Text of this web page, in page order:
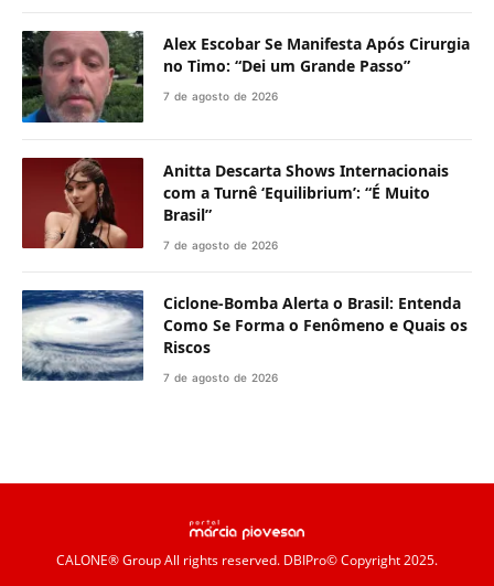
Alex Escobar Se Manifesta Após Cirurgia
no Timo: “Dei um Grande Passo”
7 de agosto de 2026
Anitta Descarta Shows Internacionais
com a Turnê ‘Equilibrium’: “É Muito
Brasil”
7 de agosto de 2026
Ciclone-Bomba Alerta o Brasil: Entenda
Como Se Forma o Fenômeno e Quais os
Riscos
7 de agosto de 2026
CALONE® GroupAll rights reserved. DBIPro© Copyright 2025.